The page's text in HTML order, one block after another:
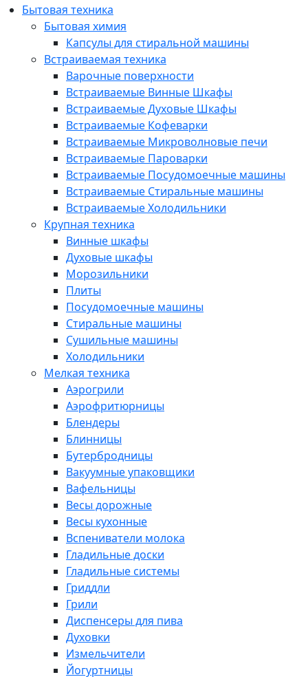
Бытовая техника
Бытовая химия
Капсулы для стиральной машины
Встраиваемая техника
Варочные поверхности
Встраиваемые Винные Шкафы
Встраиваемые Духовые Шкафы
Встраиваемые Кофеварки
Встраиваемые Микроволновые печи
Встраиваемые Пароварки
Встраиваемые Посудомоечные машины
Встраиваемые Стиральные машины
Встраиваемые Холодильники
Крупная техника
Винные шкафы
Духовые шкафы
Морозильники
Плиты
Посудомоечные машины
Стиральные машины
Сушильные машины
Холодильники
Мелкая техника
Аэрогрили
Аэрофритюрницы
Блендеры
Блинницы
Бутербродницы
Вакуумные упаковщики
Вафельницы
Весы дорожные
Весы кухонные
Вспениватели молока
Гладильные доски
Гладильные системы
Гриддли
Грили
Диспенсеры для пива
Духовки
Измельчители
Йогуртницы